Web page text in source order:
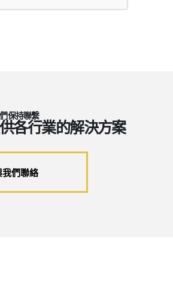
保持聯繫
各行業的解決方案
我們聯絡